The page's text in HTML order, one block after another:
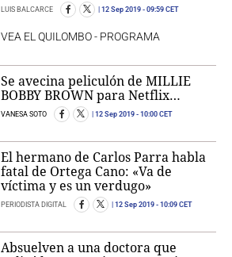
LUIS BALCARCE 12 Sep 2019 - 09:59 CET
VEA EL QUILOMBO - PROGRAMA
Se avecina peliculón de MILLIE
BOBBY BROWN para Netflix…
VANESA SOTO 12 Sep 2019 - 10:00 CET
El hermano de Carlos Parra habla
fatal de Ortega Cano: «Va de
víctima y es un verdugo»
PERIODISTA DIGITAL 12 Sep 2019 - 10:09 CET
Absuelven a una doctora que